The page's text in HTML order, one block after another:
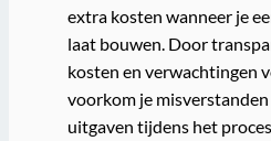
extra kosten wanneer je
laat bouwen. Door
kosten en verwachtingen
voorkom je
uitgaven tijdens het